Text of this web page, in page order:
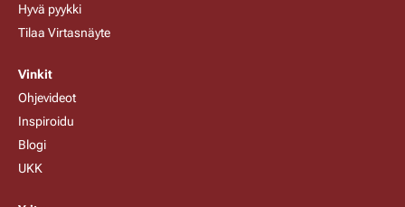
Hyvä pyykki
Tilaa Virtasnäyte
Vinkit
Ohjevideot
Inspiroidu
Blogi
UKK